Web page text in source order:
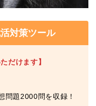
対策ツール
だけます】
問題2000問を収録！